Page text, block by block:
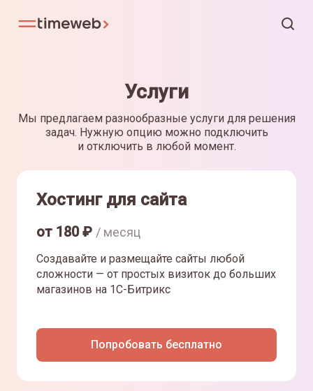
Услуги
Мы предлагаем разнообразные услуги для решения
задач. Нужную опцию можно подключить
и отключить в любой момент.
Хостинг для сайта
от 180₽ / месяц
Создавайте и размещайте сайты любой
сложности — от простых визиток до больших
магазинов на 1С-Битрикс
Попробовать бесплатно